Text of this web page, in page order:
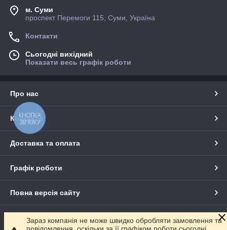
м. Суми
проспект Перемоги 115, Суми, Україна
Контакти
Сьогодні вихідний
Показати весь графік роботи
Про нас
Контакти
Доставка та оплата
Графік роботи
Повна версія сайту
Сайт створено на маркетплейсі Prom.ua
Зараз компанія не може швидко обробляти замовлення та
КНОПКА
ЗВ'ЯЗКУ